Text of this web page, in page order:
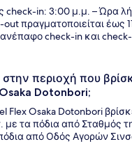
check-in: 3:00 μ.μ. – Ώρα
πραγματοποιείται έως
check-in και check-
στην περιοχή που
Dotonbori;
Flex Osaka Dotonbori
με τα πόδια από Σταθμός
από Οδός Αγορών